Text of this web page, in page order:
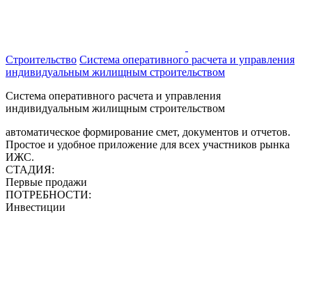
Строительство Система оперативного расчета и управления
индивидуальным жилищным строительством
Система оперативного расчета и управления
индивидуальным жилищным строительством
автоматическое формирование смет, документов и отчетов.
Простое и удобное приложение для всех участников рынка
ИЖС.
СТАДИЯ:
Первые продажи
ПОТРЕБНОСТИ:
Инвестиции